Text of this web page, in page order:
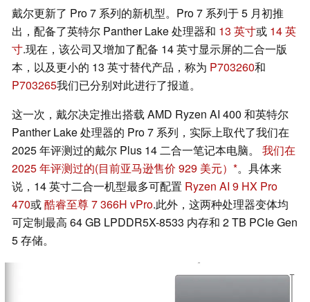
戴尔更新了 Pro 7 系列的新机型。Pro 7 系列于 5 月初推
出，配备了英特尔 Panther Lake 处理器和 13 英寸或 14 英
寸.现在，该公司又增加了配备 14 英寸显示屏的二合一版
本，以及更小的 13 英寸替代产品，称为 P703260和
P703265我们已分别对此进行了报道。
这一次，戴尔决定推出搭载 AMD Ryzen AI 400 和英特尔
Panther Lake 处理器的 Pro 7 系列，实际上取代了我们在
2025 年评测过的戴尔 Plus 14 二合一笔记本电脑。 我们在
2025 年评测过的(目前亚马逊售价 929 美元）
。具体来
说，14 英寸二合一机型最多可配置 Ryzen AI 9 HX Pro
470或酷睿至尊 7 366H vPro.此外，这两种处理器变体均
可定制最高 64 GB LPDDR5X-8533 内存和 2 TB PCIe Gen
5 存储。